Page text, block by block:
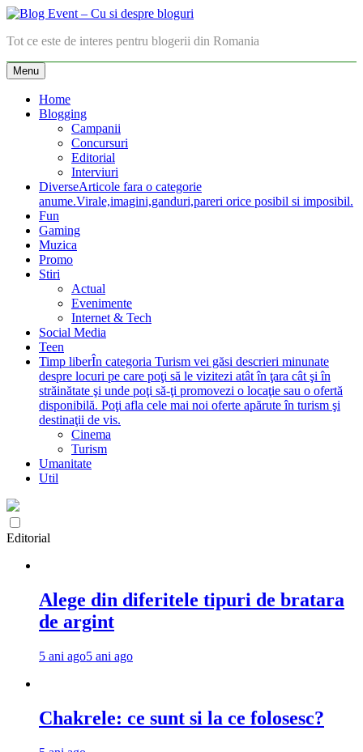
Skip
content
Blog Event – Cu si despre
bloguri
Tot ce este de interes pentru blogerii din Romania
Menu
Home
Blogging
Campanii
Concursuri
Editorial
Interviuri
DiverseArticole fara o categorie
anume.Virale,imagini,ganduri,pareri orice posibil si imposibil.
Fun
Gaming
Muzica
Promo
Stiri
Actual
Evenimente
Internet & Tech
Social Media
Teen
Timp liberÎn categoria Turism vei găsi descrieri minunate
despre locuri pe care poţi să le vizitezi atât în ţara cât şi în
străinătate şi unde poţi să-ţi promovezi o locaţie sau o ofertă
disponibilă. Poţi afla cele mai noi oferte apărute în turism şi
destinaţii de vis.
Cinema
Turism
Umanitate
Util
Editorial
Alege din diferitele tipuri de bratara
de argint
5 ani ago5 ani ago
Chakrele: ce sunt si la ce folosesc?